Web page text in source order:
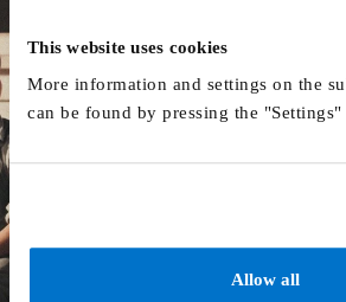
This website uses cookies
More information and settings on the
can be found by pressing the "Settings"
Allow all